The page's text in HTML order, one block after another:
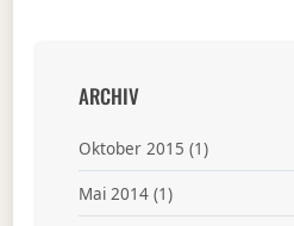
ARCHIV
Oktober 2015 (1)
Mai 2014(1)